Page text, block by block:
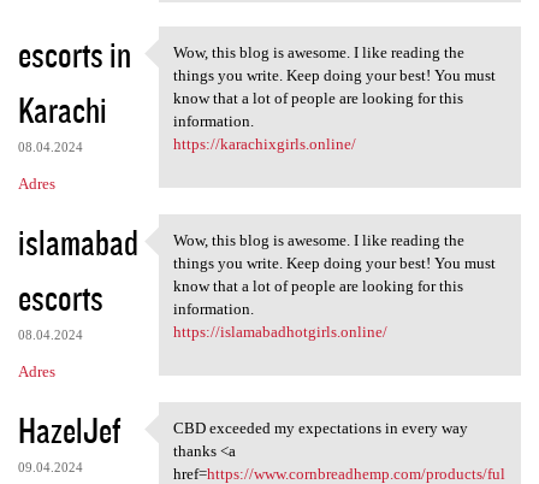
escorts in
Karachi
08.04.2024
Adres
Wow, this blog is awesome. I
Wow, this blog is awesome. I like reading the
things you write. Keep doing your best! You must
know that a lot of people are looking for this
information.
https://karachixgirls.online/
islamabad
escorts
08.04.2024
Adres
Wow, this blog is awesome. I
Wow, this blog is awesome. I like reading the
things you write. Keep doing your best! You must
know that a lot of people are looking for this
information.
https://islamabadhotgirls.online/
HazelJef
09.04.2024
CBD exceeded my expectations
CBD exceeded my expectations in every way
thanks <a
href=https://www.cornbreadhemp.com/products/ful